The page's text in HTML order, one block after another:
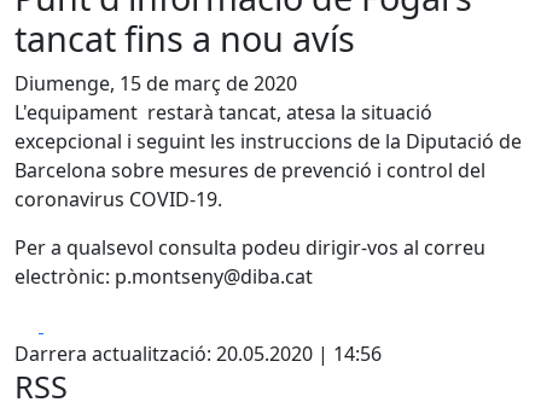
tancat fins a nou avís
Diumenge, 15 de març de 2020
L'equipament restarà tancat, atesa la situació
excepcional i seguint les instruccions de la Diputació de
Barcelona sobre mesures de prevenció i control del
coronavirus COVID-19.
Per a qualsevol consulta podeu dirigir-vos al correu
electrònic: p.montseny@diba.cat
Darrera actualització: 20.05.2020 | 14:56
RSS